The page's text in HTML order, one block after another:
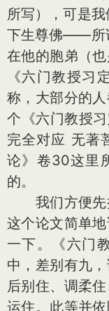
所写），可是
下生尊佛——所
在他的胞弟（
《六门教授习
称，大部分的
个《六门教授
完全对应 无著
论》卷30这里
的。
我们方便先
这个论文简单
一下。《六门
中，差别有九
后别住、调柔
运住。此等并